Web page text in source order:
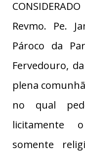
Revmo. Pe.
Pároco da
Fervedouro,
plena
no qual
licitamente
somente